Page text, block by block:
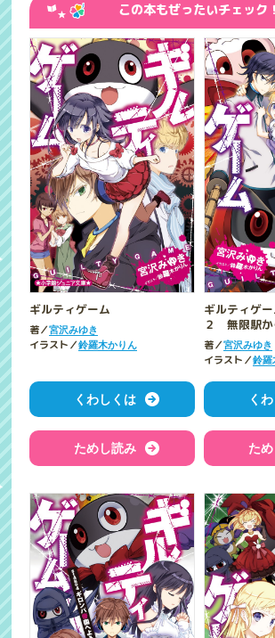
この本もぜったいチェック！
ギルティゲーム
著／宮沢みゆき
イラスト／鈴羅木かりん
くわしくは
ためし読み
ギルティゲ
２ 無限駅か
著／宮沢みゆき
イラスト／鈴羅
く
た